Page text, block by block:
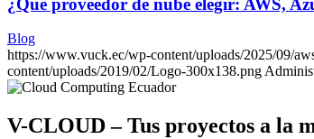
Blog
https://www.vuck.ec/wp-content/uploads/2025/09/
content/uploads/2019/02/Logo-300x138.png
V-CLOUD – Tus proyectos a la